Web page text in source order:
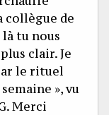
collègue de
tu nous
clair. Je
le rituel
», vu
Merci